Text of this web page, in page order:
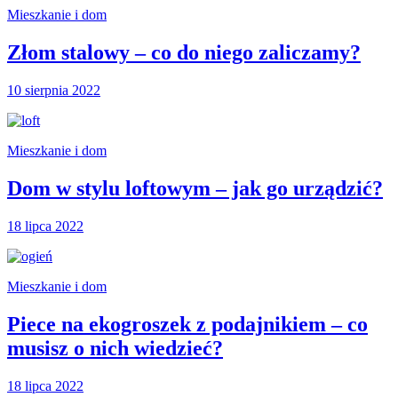
Mieszkanie i dom
Złom stalowy – co do niego zaliczamy?
10 sierpnia 2022
Mieszkanie i dom
Dom w stylu loftowym – jak go urządzić?
18 lipca 2022
Mieszkanie i dom
Piece na ekogroszek z podajnikiem – co
musisz o nich wiedzieć?
18 lipca 2022